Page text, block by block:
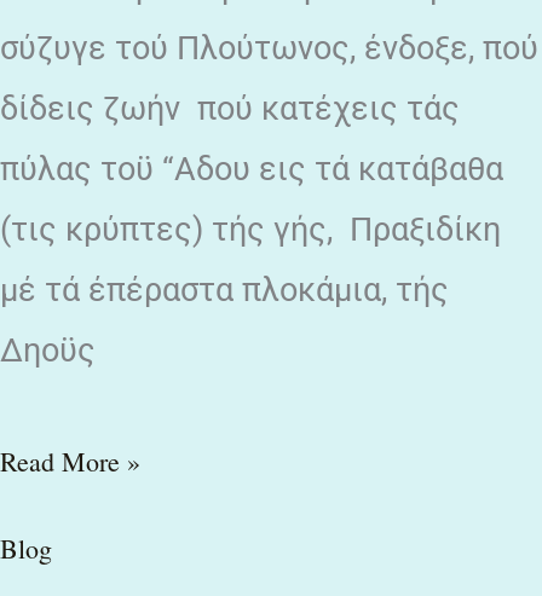
σύζυγε τού Πλούτωνος, ένδοξε, πού
δίδεις ζωήν πού κατέχεις τάς
πύλας τοϋ “Αδου εις τά κατάβαθα
(τις κρύπτες) τής γής, Πραξιδίκη
μέ τά έπέραστα πλοκάμια, τής
Δηοϋς
Read More »
Blog